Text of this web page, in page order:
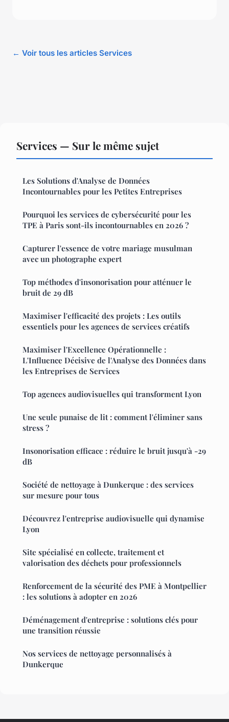
← Voir tous les articles Services
Services — Sur le même sujet
Les Solutions d'Analyse de Données
Incontournables pour les Petites Entreprises
Pourquoi les services de cybersécurité pour les
TPE à Paris sont-ils incontournables en 2026 ?
Capturer l'essence de votre mariage musulman
avec un photographe expert
Top méthodes d'insonorisation pour atténuer le
bruit de 29 dB
Maximiser l'efficacité des projets : Les outils
essentiels pour les agences de services créatifs
Maximiser l'Excellence Opérationnelle :
L'Influence Décisive de l'Analyse des Données dans
les Entreprises de Services
Top agences audiovisuelles qui transforment Lyon
Une seule punaise de lit : comment l'éliminer sans
stress ?
Insonorisation efficace : réduire le bruit jusqu'à -29
dB
Société de nettoyage à Dunkerque : des services
sur mesure pour tous
Découvrez l'entreprise audiovisuelle qui dynamise
Lyon
Site spécialisé en collecte, traitement et
valorisation des déchets pour professionnels
Renforcement de la sécurité des PME à Montpellier
: les solutions à adopter en 2026
Déménagement d'entreprise : solutions clés pour
une transition réussie
Nos services de nettoyage personnalisés à
Dunkerque